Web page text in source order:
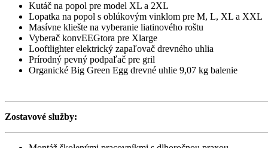
Kutáč na popol pre model XL a 2XL
Lopatka na popol s oblúkovým vinklom pre M, L, XL a XXL
Masívne kliešte na vyberanie liatinového roštu
Vyberač konvEEGtora pre Xlarge
Looftlighter elektrický zapaľovač drevného uhlia
Prírodný pevný podpaľač pre gril
Organické Big Green Egg drevné uhlie 9,07 kg balenie
Zostavové služby: